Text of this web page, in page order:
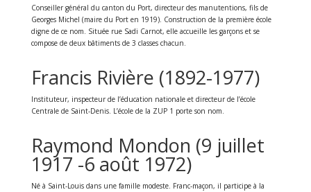
Conseiller général du canton du Port, directeur des manutentions, fils de
Georges Michel (maire du Port en 1919). Construction de la première école
digne de ce nom. Située rue Sadi Carnot, elle accueille les garçons et se
compose de deux bâtiments de 3 classes chacun.
Francis Rivière (1892-1977)
Instituteur, inspecteur de l’éducation nationale et directeur de l’école
Centrale de Saint-Denis. L’école de la ZUP 1 porte son nom.
Raymond Mondon (9 juillet
1917 -6 août 1972)
Né à Saint-Louis dans une famille modeste. Franc-maçon, il participe à la